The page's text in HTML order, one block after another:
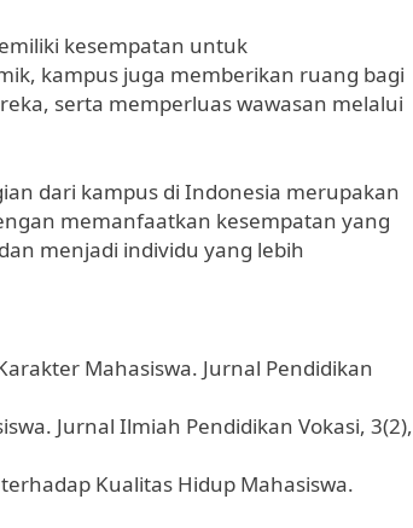
kesempatan untuk
kampus juga memberikan ruang bagi
serta memperluas wawasan melalui
dari kampus di Indonesia merupakan
memanfaatkan kesempatan yang
menjadi individu yang lebih
Mahasiswa. Jurnal Pendidikan
Jurnal Ilmiah Pendidikan Vokasi, 3(2),
Kualitas Hidup Mahasiswa.